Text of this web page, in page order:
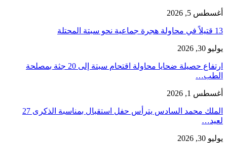
أغسطس 5, 2026
13 قتيلاً في محاولة هجرة جماعية نحو سبتة المحتلة
يوليو 30, 2026
ارتفاع حصيلة ضحايا محاولة اقتحام سبتة إلى 20 جثة بمصلحة
الطب…
أغسطس 1, 2026
الملك محمد السادس يترأس حفل استقبال بمناسبة الذكرى 27
لعيد…
يوليو 30, 2026